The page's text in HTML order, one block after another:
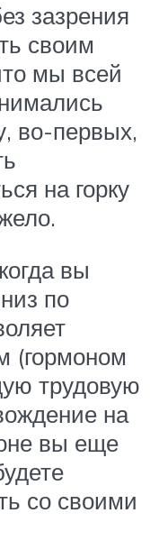
зазрения
своим
мы всей
во-первых,
на горку
вы
по
(гормоном
трудовую
на
вы еще
со своими